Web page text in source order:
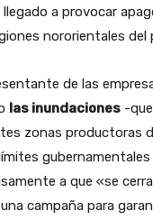
a provocar
nororientales del
de las
las inundaciones-que
zonas productoras
a que «se
campaña para